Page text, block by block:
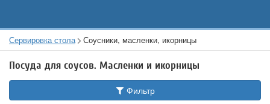
Сервировка стола Соусники, масленки, икорницы
Посуда для соусов. Масленки и икорницы
Фильтр